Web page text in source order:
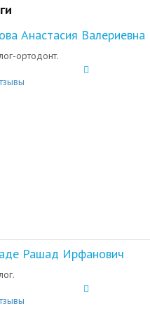
Анастасия Валериевна
ортодонт.
Рашад Ирфанович